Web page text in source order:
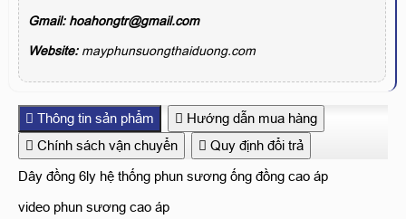
Gmail: hoahongtr@gmail.com
Website: mayphunsuongthaiduong.com
Thông tin sản phẩm
Hướng dẫn mua hàng
Chính sách vận chuyển
Quy định đổi trả
Dây đồng 6ly hệ thống phun sương ống đồng cao áp
video phun sương cao áp